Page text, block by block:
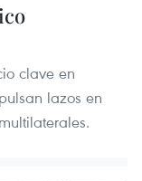
clave en
lazos en